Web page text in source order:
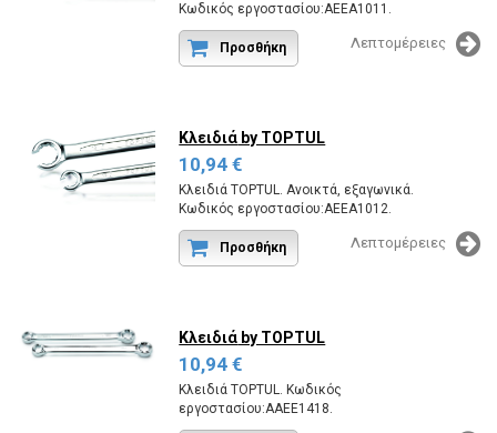
Κωδικός εργοστασίου:AEEA1011.
Προσθήκη Λεπτομέρειες
Κλειδιά by TOPTUL
10,94 €
Κλειδιά TOPTUL. Ανοικτά, εξαγωνικά.
Κωδικός εργοστασίου:AEEA1012.
Προσθήκη Λεπτομέρειες
Κλειδιά by TOPTUL
10,94 €
Κλειδιά TOPTUL. Κωδικός
εργοστασίου:AAEE1418.